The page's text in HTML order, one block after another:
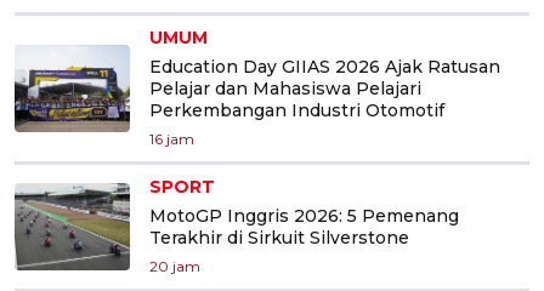
UMUM
Education Day GIIAS 2026 Ajak Ratusan
Pelajar dan Mahasiswa Pelajari
Perkembangan Industri Otomotif
16 jam
SPORT
MotoGP Inggris 2026: 5 Pemenang
Terakhir di Sirkuit Silverstone
20 jam